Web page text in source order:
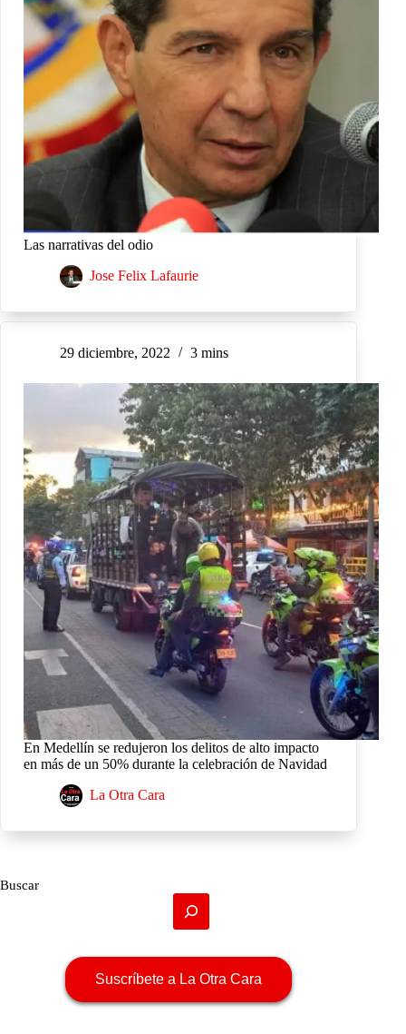
Las narrativas del odio
Jose Felix Lafaurie
29 diciembre, 2022 3 mins
En Medellín se redujeron los delitos de alto impacto
en más de un 50% durante la celebración de Navidad
La Otra Cara
Buscar
Suscríbete a La Otra Cara